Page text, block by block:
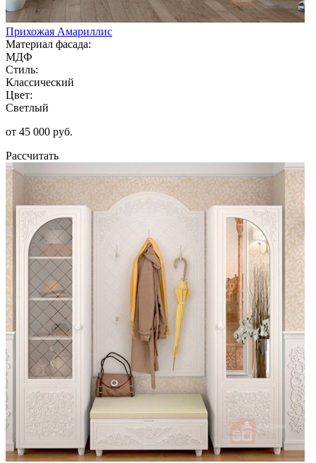
Прихожая Амариллис
Материал фасада:
МДФ
Стиль:
Классический
Цвет:
Светлый
от 45 000 руб.
Рассчитать